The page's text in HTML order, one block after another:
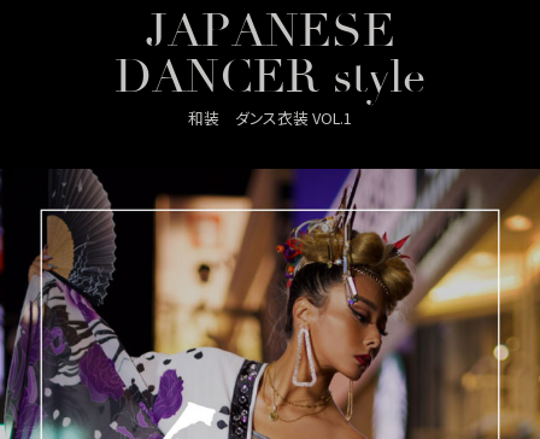
＝ボムシェル】はダンス衣装専門ブランド。
衣装ならお任せ！オリジナル衣装やダンス衣装のトータ
ディネートのご提案。 ボムシェルならではの最新で斬新
映えをお届け。 撮影で使用してる小物や靴などダンサ
のコーデはイメージしやすく、全てボムシェルでご購入
普段着とは差別化出来るしっかりした衣装のご提案は
ーのステージ映えを全力で応援してます。
商品一覧
【B/bomb＝
「これどこ
大好き女子
着やレッス
てないシル
ートライン
というおし
してます。
JAPANESE
DANCER style
和装 ダンス衣装 VOL.1